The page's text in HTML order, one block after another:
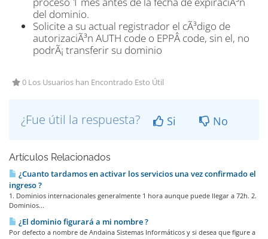
del dominio.
Solicite a su actual registrador el cÃ³digo de
autorizaciÃ³n AUTH code o EPPÂ code, sin el, no
podrÃ¡ transferir su dominio
0 Los Usuarios han Encontrado Esto Útil
¿Fue útil la respuesta? Si No
Artículos Relacionados
¿Cuanto tardamos en activar los servicios una vez confirmado el
ingreso ?
1. Dominios internacionales generalmente 1 hora aunque puede llegar a 72h. 2.
Dominios...
¿El dominio figurará a mi nombre ?
Por defecto a nombre de Andaina Sistemas Informáticos y si desea que figure a